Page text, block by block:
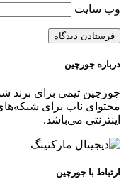
وب‌ سایت
درباره جورچین
جورچین تیمی برای برند
محتوای ناب برای
اینترنتی می‌باشد.
ارتباط با جورچین